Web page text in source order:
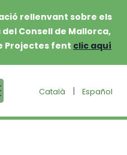
rellenvant sobre els
Consell de Mallorca,
Projectes fent clic aquí
Català | Español